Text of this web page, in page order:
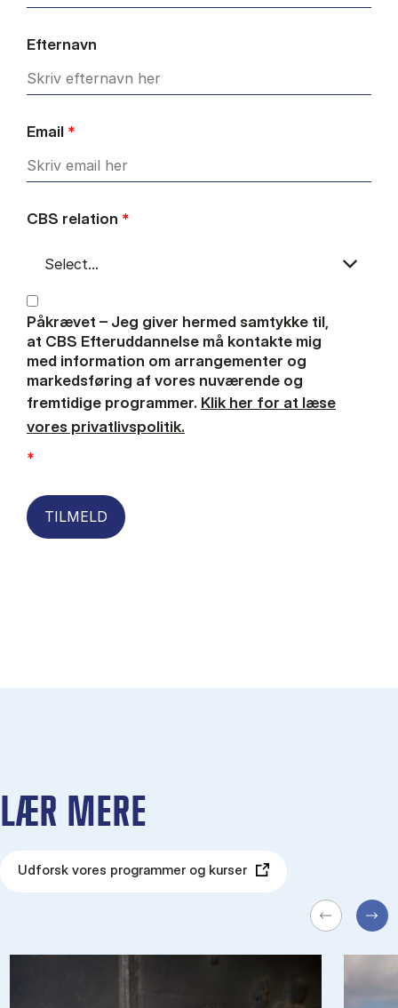
Efternavn
Email *
CBS relation *
Påkrævet – Jeg giver hermed samtykke til,
at CBS Efteruddannelse må kontakte mig
med information om arrangementer og
markedsføring af vores nuværende og
fremtidige programmer. Klik her for at læse
vores privatlivspolitik.
*
TILMELD
LÆR MERE
Udforsk vores programmer og kurser